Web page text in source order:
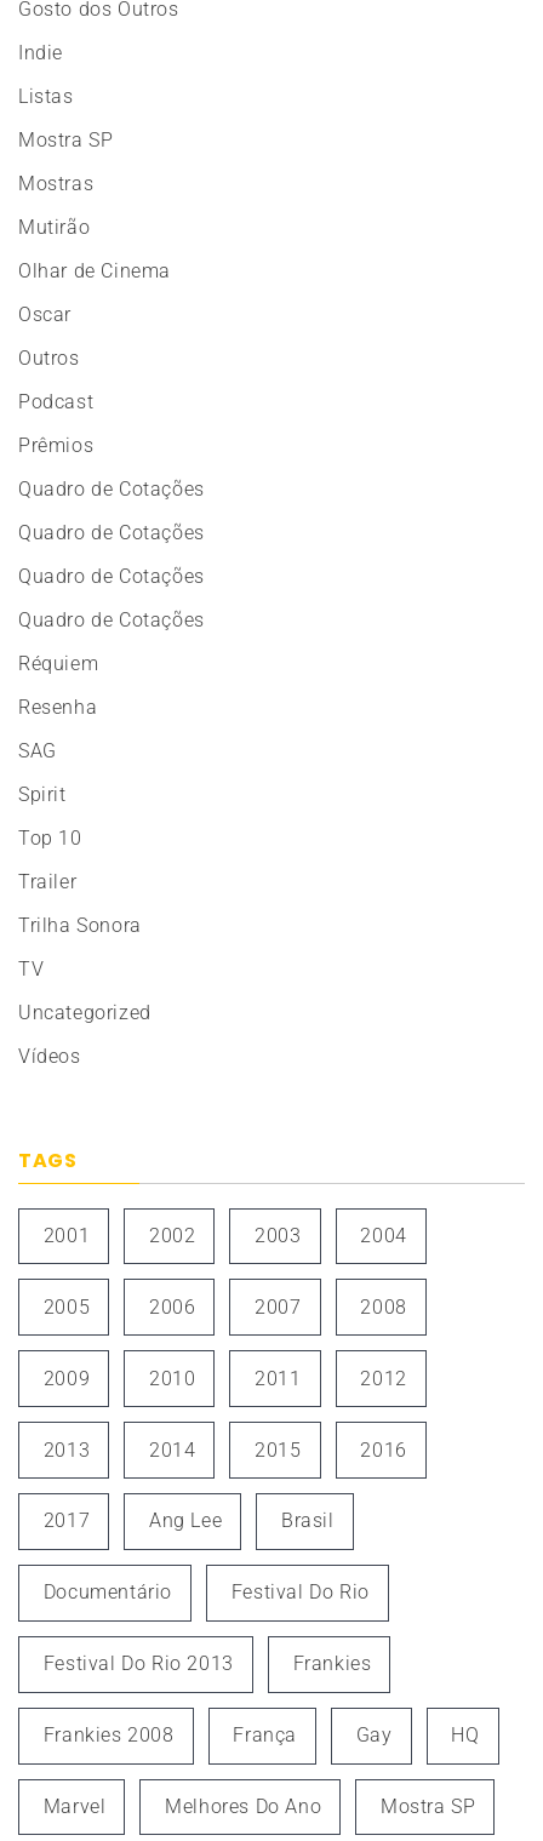
Gosto dos Outros
Indie
Listas
Mostra SP
Mostras
Mutirão
Olhar de Cinema
Oscar
Outros
Podcast
Prêmios
Quadro de Cotações
Quadro de Cotações
Quadro de Cotações
Quadro de Cotações
Réquiem
Resenha
SAG
Spirit
Top 10
Trailer
Trilha Sonora
TV
Uncategorized
Vídeos
TAGS
2001 2002 2003 2004
2005 2006 2007 2008
2009 2010 2011 2012
2013 2014 2015 2016
2017 Ang Lee Brasil
Documentário Festival Do Rio
Festival Do Rio 2013 Frankies
Frankies 2008 França Gay HQ
Marvel Melhores Do Ano Mostra SP